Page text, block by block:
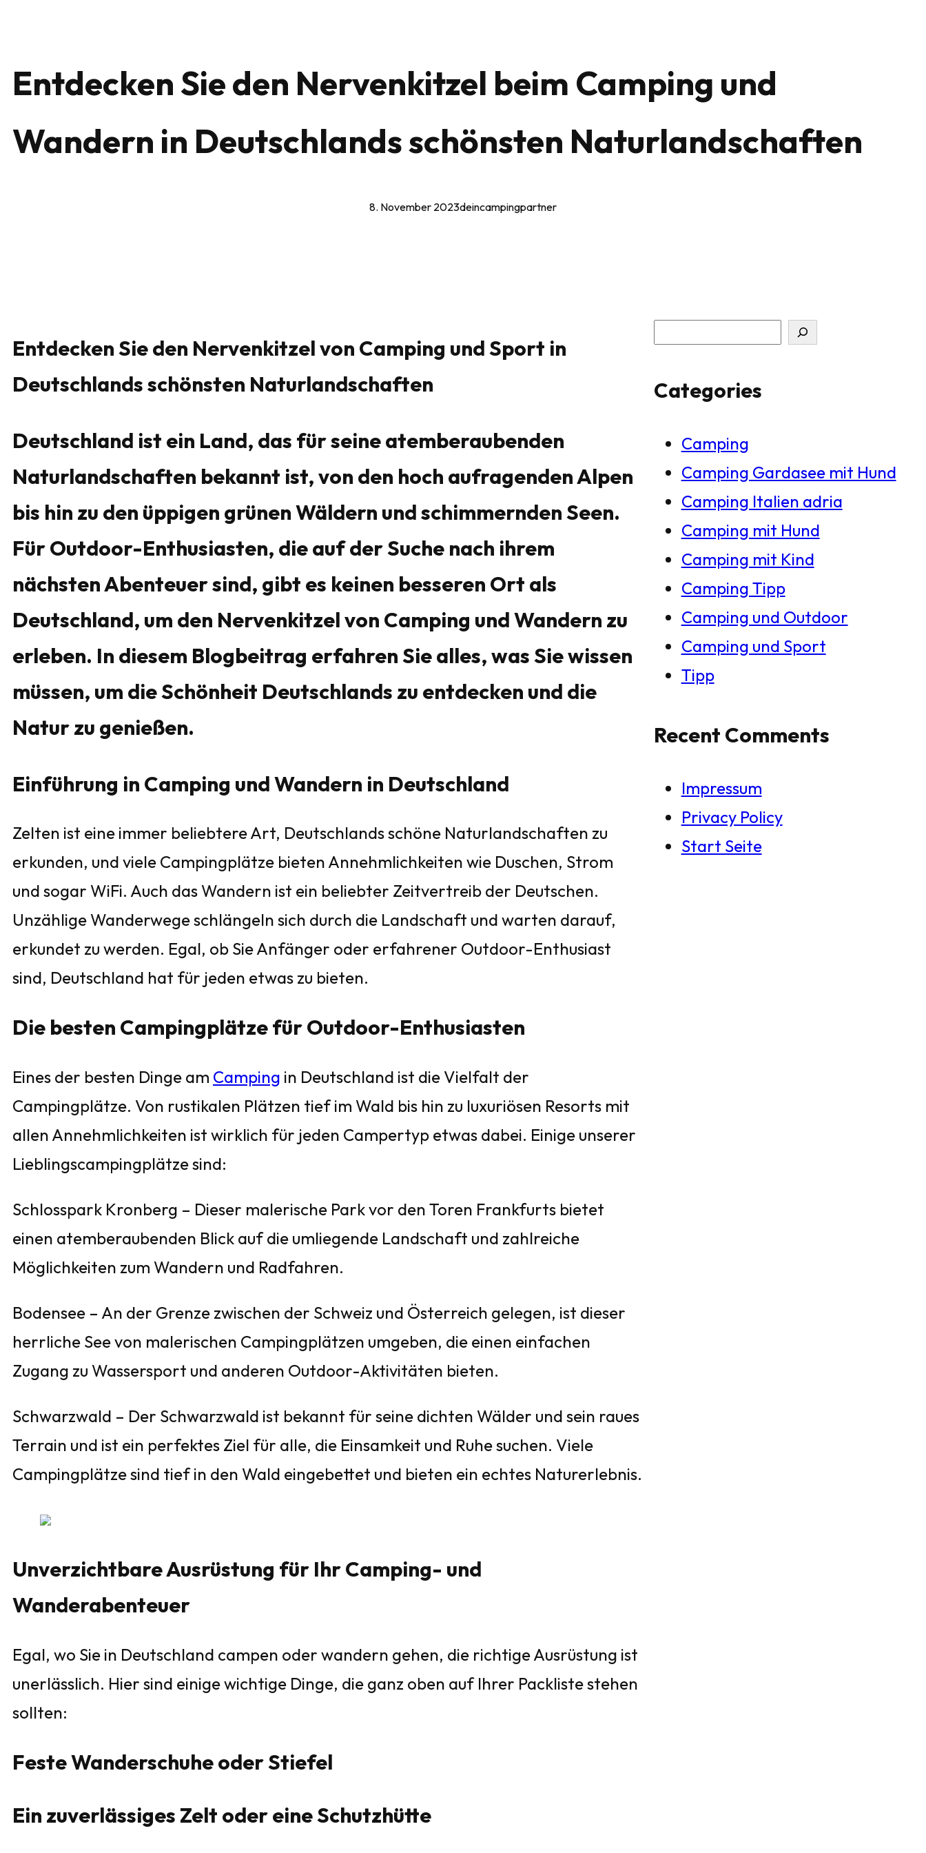
Entdecken Sie den Nervenkitzel beim Camping und
Wandern in Deutschlands schönsten Naturlandschaften
8. November 2023deincampingpartner
Entdecken Sie den Nervenkitzel von Camping und Sport in
Deutschlands schönsten Naturlandschaften
Deutschland ist ein Land, das für seine atemberaubenden
Naturlandschaften bekannt ist, von den hoch aufragenden Alpen
bis hin zu den üppigen grünen Wäldern und schimmernden Seen.
Für Outdoor-Enthusiasten, die auf der Suche nach ihrem
nächsten Abenteuer sind, gibt es keinen besseren Ort als
Deutschland, um den Nervenkitzel von Camping und Wandern zu
erleben. In diesem Blogbeitrag erfahren Sie alles, was Sie wissen
müssen, um die Schönheit Deutschlands zu entdecken und die
Natur zu genießen.
Einführung in Camping und Wandern in Deutschland
Zelten ist eine immer beliebtere Art, Deutschlands schöne Naturlandschaften zu
erkunden, und viele Campingplätze bieten Annehmlichkeiten wie Duschen, Strom
und sogar WiFi. Auch das Wandern ist ein beliebter Zeitvertreib der Deutschen.
Unzählige Wanderwege schlängeln sich durch die Landschaft und warten darauf,
erkundet zu werden. Egal, ob Sie Anfänger oder erfahrener Outdoor-Enthusiast
sind, Deutschland hat für jeden etwas zu bieten.
Die besten Campingplätze für Outdoor-Enthusiasten
Eines der besten Dinge am Camping in Deutschland ist die Vielfalt der
Campingplätze. Von rustikalen Plätzen tief im Wald bis hin zu luxuriösen Resorts mit
allen Annehmlichkeiten ist wirklich für jeden Campertyp etwas dabei. Einige unserer
Lieblingscampingplätze sind:
Schlosspark Kronberg – Dieser malerische Park vor den Toren Frankfurts bietet
einen atemberaubenden Blick auf die umliegende Landschaft und zahlreiche
Möglichkeiten zum Wandern und Radfahren.
Bodensee – An der Grenze zwischen der Schweiz und Österreich gelegen, ist dieser
herrliche See von malerischen Campingplätzen umgeben, die einen einfachen
Zugang zu Wassersport und anderen Outdoor-Aktivitäten bieten.
Schwarzwald – Der Schwarzwald ist bekannt für seine dichten Wälder und sein raues
Terrain und ist ein perfektes Ziel für alle, die Einsamkeit und Ruhe suchen. Viele
Campingplätze sind tief in den Wald eingebettet und bieten ein echtes Naturerlebnis.
Unverzichtbare Ausrüstung für Ihr Camping- und
Wanderabenteuer
Egal, wo Sie in Deutschland campen oder wandern gehen, die richtige Ausrüstung ist
unerlässlich. Hier sind einige wichtige Dinge, die ganz oben auf Ihrer Packliste stehen
sollten:
Feste Wanderschuhe oder Stiefel
Ein zuverlässiges Zelt oder eine Schutzhütte
c
Categories
Camping
Camping Gardasee mit Hund
Camping Italien adria
Camping mit Hund
Camping mit Kind
Camping Tipp
Camping und Outdoor
Camping und Sport
Tipp
Recent Comments
Impressum
Privacy Policy
Start Seite